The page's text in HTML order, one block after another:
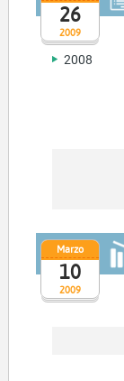
2009
26
2008
2009
Marzo
10